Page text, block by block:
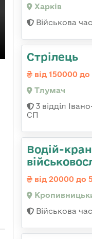
Харків
Військова
Стрілець
від 150000
Тлумач
3 відділ
СП
Водій-
від 20000 до
Військова